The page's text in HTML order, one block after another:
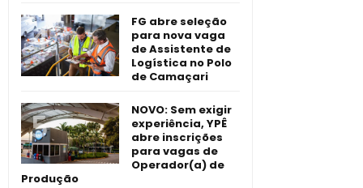
FG abre seleção
para nova vaga
de Assistente de
Logística no Polo
de Camaçari
NOVO: Sem exigir
experiência, YPÊ
abre inscrições
para vagas de
Operador(a) de
Produção